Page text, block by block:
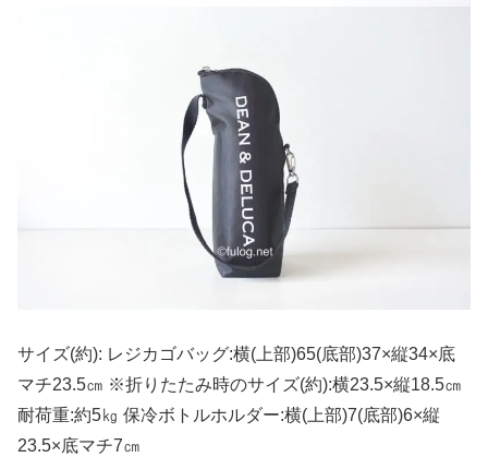
サイズ(約): レジカゴバッグ:横(上部)65(底部)37×縦34×底
マチ23.5㎝ ※折りたたみ時のサイズ(約):横23.5×縦18.5㎝
耐荷重:約5㎏ 保冷ボトルホルダー:横(上部)7(底部)6×縦
23.5×底マチ7㎝